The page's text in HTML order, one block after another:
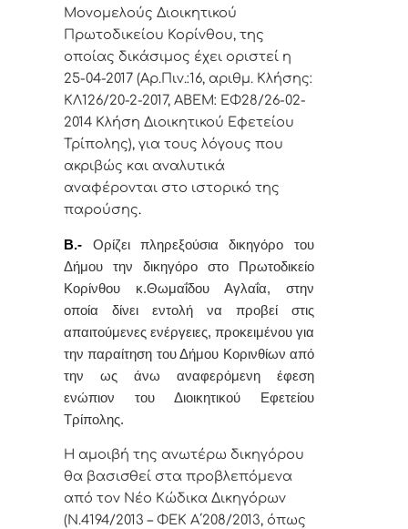
Μονομελούς Διοικητικού
Πρωτοδικείου Κορίνθου, της
οποίας δικάσιμος έχει οριστεί η
25-04-2017 (Αρ.Πιν.:16, αριθμ. Κλήσης:
ΚΛ126/20-2-2017, ΑΒΕΜ: ΕΦ28/26-02-
2014 Κλήση Διοικητικού Εφετείου
Τρίπολης), για τους λόγους που
ακριβώς και αναλυτικά
αναφέρονται στο ιστορικό της
παρούσης.
Β.- Ορίζει πληρεξούσια δικηγόρο του
Δήμου την δικηγόρο στο Πρωτοδικείο
Κορίνθου κ.Θωμαΐδου Αγλαΐα, στην
οποία δίνει εντολή να προβεί στις
απαιτούμενες ενέργειες, προκειμένου για
την παραίτηση του Δήμου Κορινθίων από
την ως άνω αναφερόμενη έφεση
ενώπιον του Διοικητικού Εφετείου
Τρίπολης.
Η αμοιβή της ανωτέρω δικηγόρου
θα βασισθεί στα προβλεπόμενα
από τον Νέο Κώδικα Δικηγόρων
(Ν.4194/2013 – ΦΕΚ Α΄208/2013, όπως